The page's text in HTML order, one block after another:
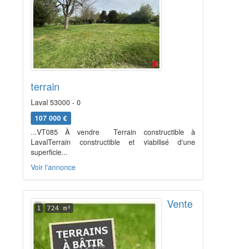
terrain
Laval 53000 - 0
107 000 €
...VT085 À vendre  Terrain constructible à
LavalTerrain constructible et viabilisé d'une
superficie...
Voir l'annonce
1 724 m² Vente